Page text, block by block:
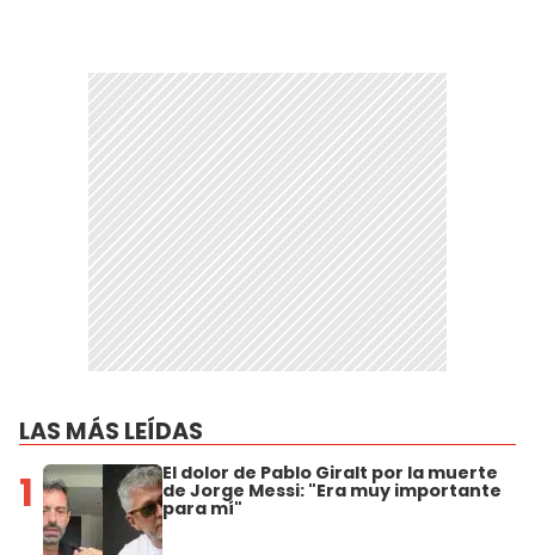
LAS MÁS LEÍDAS
1 El dolor de Pablo Giralt por la muerte
de Jorge Messi: "Era muy importante
para mí"